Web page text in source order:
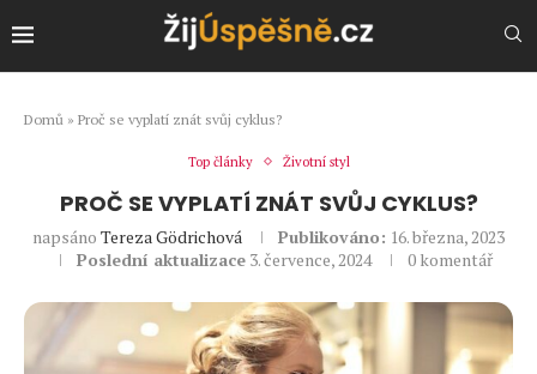
Domů » Proč se vyplatí znát svůj cyklus?
Top články Životní styl
PROČ SE VYPLATÍ ZNÁT SVŮJ CYKLUS?
napsáno Tereza Gödrichová Publikováno: 16. března, 2023
Poslední aktualizace 3. července, 2024 0 komentář